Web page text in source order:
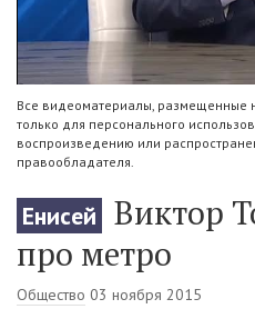
Все видеоматериалы, размещенные
только для персонального
воспроизведению или
правообладателя.
Енисей
Виктор
про метро
Общество 03 ноября 2015